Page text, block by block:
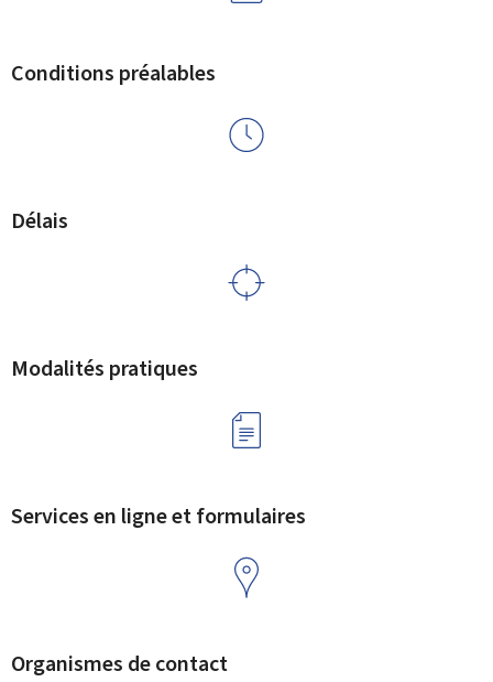
Conditions préalables
Délais
Modalités pratiques
Services en ligne et formulaires
Organismes de contact